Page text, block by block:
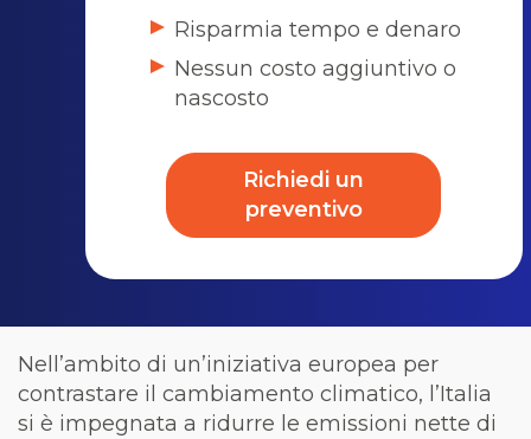
Risparmia tempo e denaro
Nessun costo aggiuntivo o
nascosto
Richiedi un
preventivo
Nell’ambito di un’iniziativa europea per
contrastare il cambiamento climatico, l’Italia
si è impegnata a ridurre le emissioni nette di